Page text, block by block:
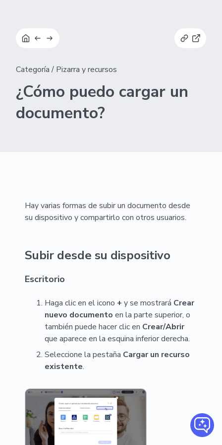
Categoría/ Pizarra y recursos
¿Cómo puedo cargar un
documento?
Hay varias formas de subir un documento desde
su dispositivo y compartirlo con otros usuarios.
Subir desde su dispositivo
Escritorio
Haga clic en el icono + y se mostrará Crear
nuevo documento en la parte superior, o
también puede hacer clic en Crear/Abrir
que aparece en la esquina inferior derecha.
Seleccione la pestaña Cargar un recurso
existente.